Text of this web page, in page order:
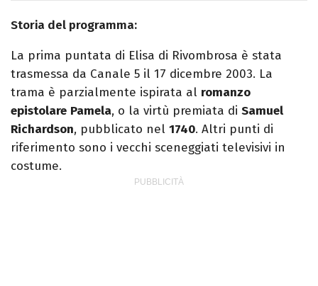
Storia del programma:
La prima puntata di Elisa di Rivombrosa è stata
trasmessa da Canale 5 il 17 dicembre 2003. La
trama è parzialmente ispirata al romanzo
epistolare Pamela, o la virtù premiata di Samuel
Richardson, pubblicato nel 1740. Altri punti di
riferimento sono i vecchi sceneggiati televisivi in
costume.